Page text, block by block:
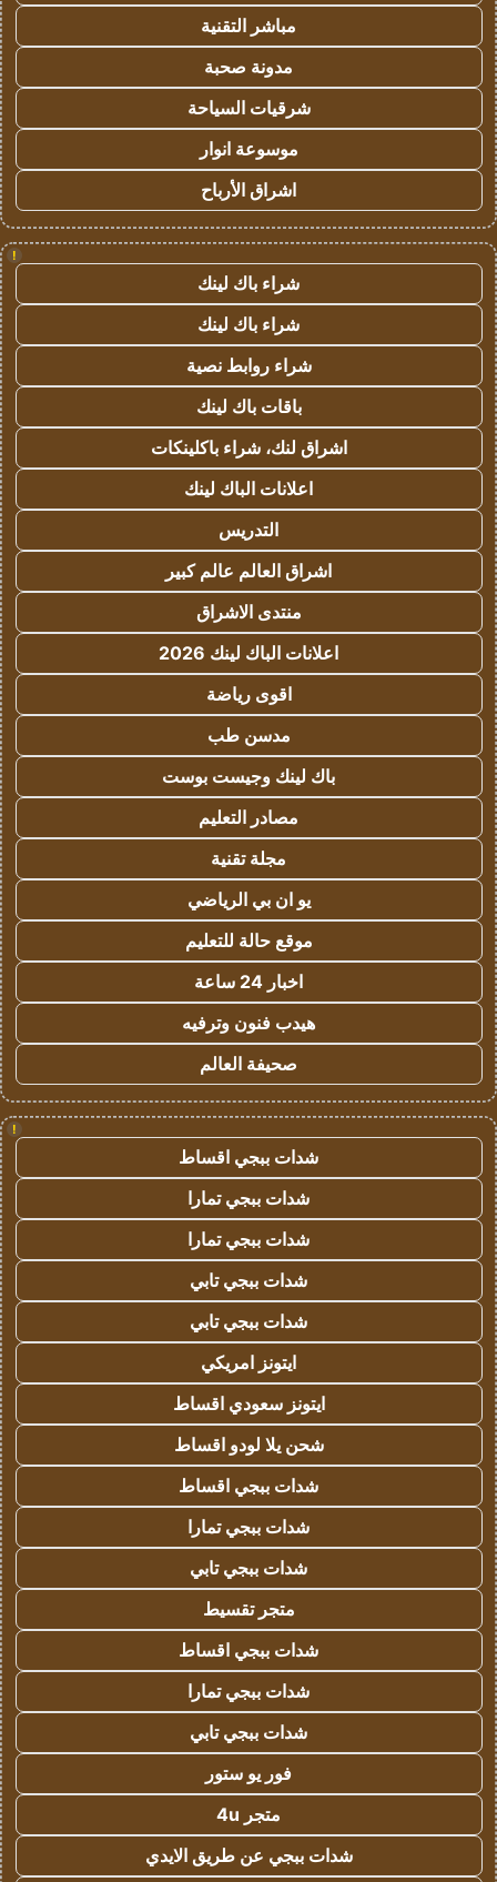
مباشر التقنية
مدونة صحبة
شرقيات السياحة
موسوعة انوار
اشراق الأرباح
!
شراء باك لينك
شراء باك لينك
شراء روابط نصية
باقات باك لينك
اشراق لنك، شراء باكلينكات
اعلانات الباك لينك
التدريس
اشراق العالم عالم كبير
منتدى الاشراق
اعلانات الباك لينك 2026
اقوى رياضة
مدسن طب
باك لينك وجيست بوست
مصادر التعليم
مجلة تقنية
يو ان بي الرياضي
موقع حالة للتعليم
اخبار 24 ساعة
هيدب فنون وترفيه
صحيفة العالم
!
شدات ببجي اقساط
شدات ببجي تمارا
شدات ببجي تمارا
شدات ببجي تابي
شدات ببجي تابي
ايتونز امريكي
ايتونز سعودي اقساط
شحن يلا لودو اقساط
شدات ببجي اقساط
شدات ببجي تمارا
شدات ببجي تابي
متجر تقسيط
شدات ببجي اقساط
شدات ببجي تمارا
شدات ببجي تابي
فور يو ستور
متجر 4u
شدات ببجي عن طريق الايدي